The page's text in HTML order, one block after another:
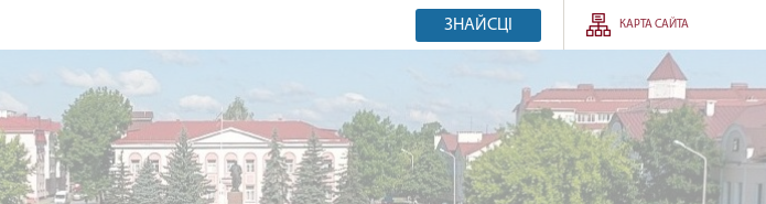
ЗНАЙСЦІ КАРТА САЙТА